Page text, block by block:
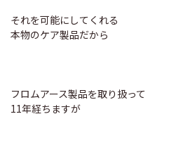
それを可能にしてくれる
本物のケア製品だから
フロムアース製品を取り扱って
11年経ちますが